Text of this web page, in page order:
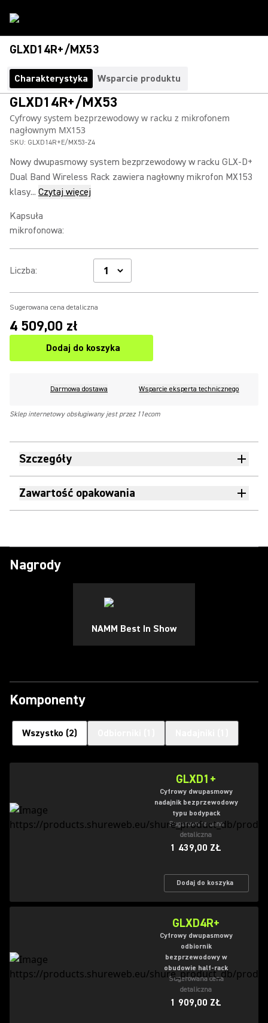
GLXD14R+/MX53
Charakterystyka Wsparcie produktu
GLXD14R+/MX53
Cyfrowy system bezprzewodowy w racku z mikrofonem
nagłownym MX153
SKU: GLXD14R+E/MX53-Z4
Nowy dwupasmowy system bezprzewodowy w racku GLX-D+
Dual Band Wireless Rack zawiera nagłowny mikrofon MX153
klasy... Czytaj więcej
Kapsuła
mikrofonowa:
Liczba:
Sugerowana cena detaliczna
4 509,00 zł
Dodaj do koszyka
Darmowa dostawa Wsparcie eksperta technicznego
Sklep internetowy obsługiwany jest przez 11ecom
Szczegóły
Zawartość opakowania
Nagrody
NAMM Best In Show
Komponenty
Wszystko (2)
GLXD1+
Cyfrowy dwupasmowy
nadajnik bezprzewodowy
typu bodypack
Sugerowana cena
detaliczna
1 439,00 ZŁ
Dodaj do koszyka
GLXD4R+
Cyfrowy dwupasmowy
odbiornik
bezprzewodowy w
obudowie half-rack
Sugerowana cena
detaliczna
1 909,00 ZŁ